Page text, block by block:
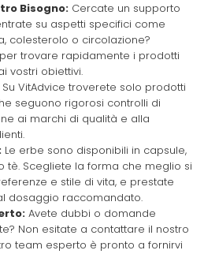
Bisogno: Cercate un supporto
su aspetti specifici come
colesterolo o circolazione?
per trovare rapidamente i prodotti
vostri obiettivi.
Su VitAdvice troverete solo prodotti
seguono rigorosi controlli di
ai marchi di qualità e alla
Le erbe sono disponibili in capsule,
tè. Scegliete la forma che meglio si
e stile di vita, e prestate
dosaggio raccomandato.
Avete dubbi o domande
Non esitate a contattare il nostro
team esperto è pronto a fornirvi